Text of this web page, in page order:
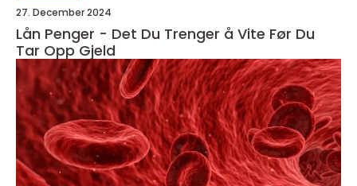
27. December 2024
Lån Penger - Det Du Trenger å Vite Før Du
Tar Opp Gjeld